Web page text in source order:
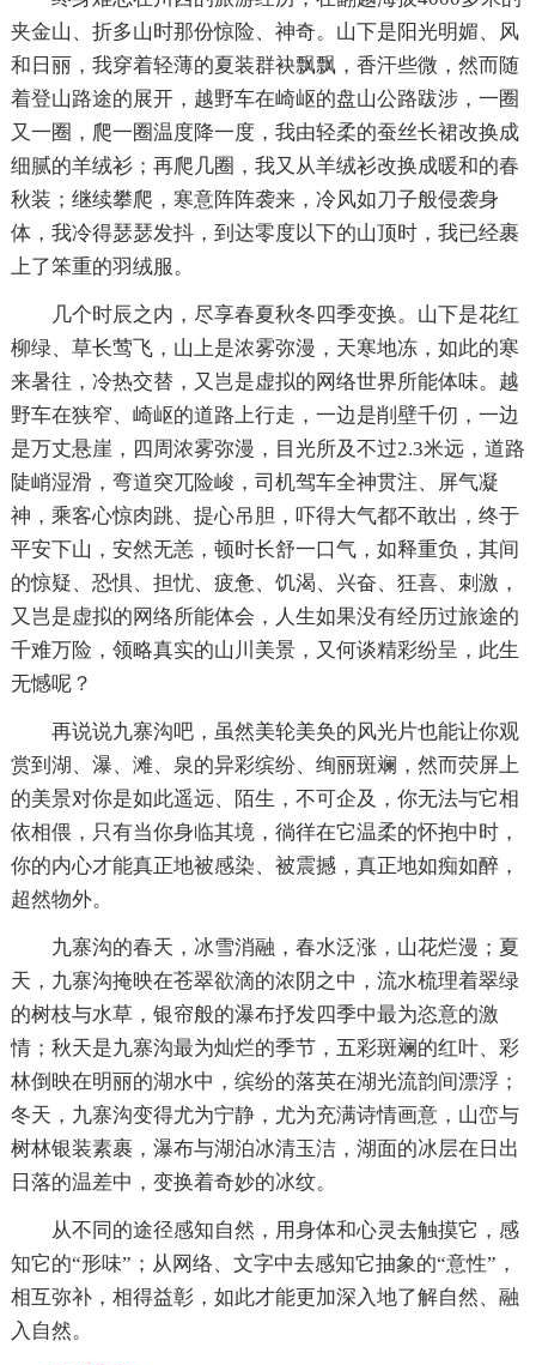
夹金山、折多山时那份惊险、神奇。山下是阳光明媚、风
和日丽，我穿着轻薄的夏装群袂飘飘，香汗些微，然而随
着登山路途的展开，越野车在崎岖的盘山公路跋涉，一圈
又一圈，爬一圈温度降一度，我由轻柔的蚕丝长裙改换成
细腻的羊绒衫；再爬几圈，我又从羊绒衫改换成暖和的春
秋装；继续攀爬，寒意阵阵袭来，冷风如刀子般侵袭身
体，我冷得瑟瑟发抖，到达零度以下的山顶时，我已经裹
上了笨重的羽绒服。
几个时辰之内，尽享春夏秋冬四季变换。山下是花红
柳绿、草长莺飞，山上是浓雾弥漫，天寒地冻，如此的寒
来暑往，冷热交替，又岂是虚拟的网络世界所能体味。越
野车在狭窄、崎岖的道路上行走，一边是削壁千仞，一边
是万丈悬崖，四周浓雾弥漫，目光所及不过2.3米远，道路
陡峭湿滑，弯道突兀险峻，司机驾车全神贯注、屏气凝
神，乘客心惊肉跳、提心吊胆，吓得大气都不敢出，终于
平安下山，安然无恙，顿时长舒一口气，如释重负，其间
的惊疑、恐惧、担忧、疲惫、饥渴、兴奋、狂喜、刺激，
又岂是虚拟的网络所能体会，人生如果没有经历过旅途的
千难万险，领略真实的山川美景，又何谈精彩纷呈，此生
无憾呢？
再说说九寨沟吧，虽然美轮美奂的风光片也能让你观
赏到湖、瀑、滩、泉的异彩缤纷、绚丽斑斓，然而荧屏上
的美景对你是如此遥远、陌生，不可企及，你无法与它相
依相偎，只有当你身临其境，徜徉在它温柔的怀抱中时，
你的内心才能真正地被感染、被震撼，真正地如痴如醉，
超然物外。
九寨沟的春天，冰雪消融，春水泛涨，山花烂漫；夏
天，九寨沟掩映在苍翠欲滴的浓阴之中，流水梳理着翠绿
的树枝与水草，银帘般的瀑布抒发四季中最为恣意的激
情；秋天是九寨沟最为灿烂的季节，五彩斑斓的红叶、彩
林倒映在明丽的湖水中，缤纷的落英在湖光流韵间漂浮；
冬天，九寨沟变得尤为宁静，尤为充满诗情画意，山峦与
树林银装素裹，瀑布与湖泊冰清玉洁，湖面的冰层在日出
日落的温差中，变换着奇妙的冰纹。
从不同的途径感知自然，用身体和心灵去触摸它，感
知它的“形味”；从网络、文字中去感知它抽象的“意性”，
相互弥补，相得益彰，如此才能更加深入地了解自然、融
入自然。